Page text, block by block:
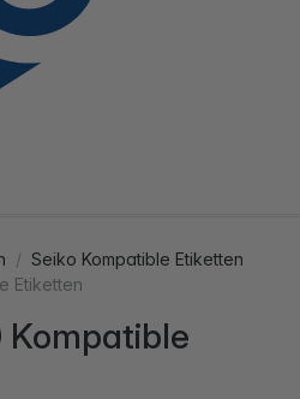
Seiko Kompatible Etiketten
Etiketten
Kompatible